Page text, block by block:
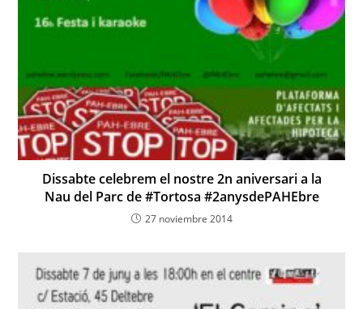
Dissabte celebrem el nostre 2n aniversari a la
Nau del Parc de #Tortosa #2anysdePAHEbre
27 noviembre 2014